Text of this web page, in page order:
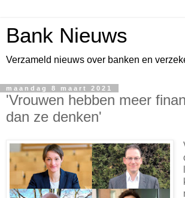
Bank Nieuws
Verzameld nieuws over banken en
maandag 8 maart 2021
'Vrouwen hebben meer
dan ze denken'